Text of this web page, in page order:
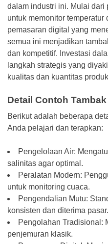
dalam industri ini. Mulai dari
untuk memonitor
pemasaran digital yang
semua ini menjadikan
dan kompetitif. Investasi
langkah strategis yang
kualitas dan kuantitas
Detail Contoh Tambak
Berikut adalah beberapa
Anda pelajari dan terapkan:
Pengelolaan Air:
salinitas agar optimal.
Peralatan Modern:
untuk monitoring cuaca.
Pengendalian Mutu:
konsisten dan diterima pasar.
Pengolahan Tradisional:
penjemuran klasik.